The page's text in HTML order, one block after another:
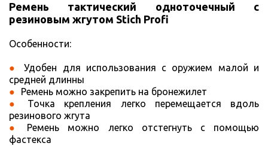
Ремень тактический одноточечный с
резиновым жгутом Stich Profi
Особенности:
Удобен для использования с оружием малой и
средней длинны
Ремень можно закрепить на бронежилет
Точка крепления легко перемещается вдоль
резинового жгута
Ремень можно легко отстегнуть с помощью
фастекса